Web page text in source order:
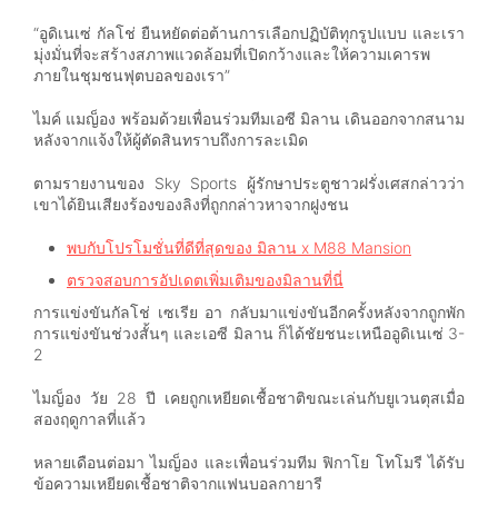
“อูดิเนเซ่ กัลโช่ ยืนหยัดต่อต้านการเลือกปฏิบัติทุกรูปแบบ และเรา
มุ่งมั่นที่จะสร้างสภาพแวดล้อมที่เปิดกว้างและให้ความเคารพ
ภายในชุมชนฟุตบอลของเรา”
ไมค์ แมญ็อง พร้อมด้วยเพื่อนร่วมทีมเอซี มิลาน เดินออกจากสนาม
หลังจากแจ้งให้ผู้ตัดสินทราบถึงการละเมิด
ตามรายงานของ Sky Sports ผู้รักษาประตูชาวฝรั่งเศสกล่าวว่า
เขาได้ยินเสียงร้องของลิงที่ถูกกล่าวหาจากฝูงชน
พบกับโปรโมชั่นที่ดีที่สุดของ มิลาน x M88 Mansion
ตรวจสอบการอัปเดตเพิ่มเติมของมิลานที่นี่
การแข่งขันกัลโช่ เซเรีย อา กลับมาแข่งขันอีกครั้งหลังจากถูกพัก
การแข่งขันช่วงสั้นๆ และเอซี มิลาน ก็ได้ชัยชนะเหนืออูดิเนเซ่ 3-
2
ไมญ็อง วัย 28 ปี เคยถูกเหยียดเชื้อชาติขณะเล่นกับยูเวนตุสเมื่อ
สองฤดูกาลที่แล้ว
หลายเดือนต่อมา ไมญ็อง และเพื่อนร่วมทีม ฟิกาโย โทโมรี ได้รับ
ข้อความเหยียดเชื้อชาติจากแฟนบอลกายารี